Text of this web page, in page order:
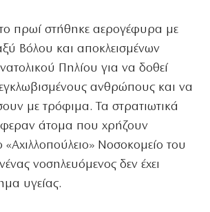
πρωί στήθηκε αερογέφυρα με
Βόλου και αποκλεισμένων
Πηλίου για να δοθεί
ανθρώπους και να
με τρόφιμα. Τα στρατιωτικά
άτομα που χρήζουν
Νοσοκομείο του
νοσηλευόμενος δεν έχει
υγείας.